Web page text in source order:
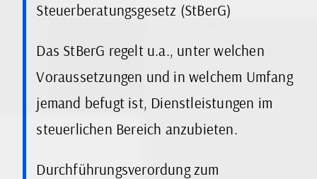
Steuerberatungsgesetz (StBerG)
Das StBerG regelt u.a., unter welchen
Voraussetzungen und in welchem Umfang
jemand befugt ist, Dienstleistungen im
steuerlichen Bereich anzubieten.
Durchführungsverordung zum